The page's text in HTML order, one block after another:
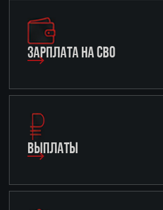
ЗАРПЛАТА НА СВО
ВЫПЛАТЫ